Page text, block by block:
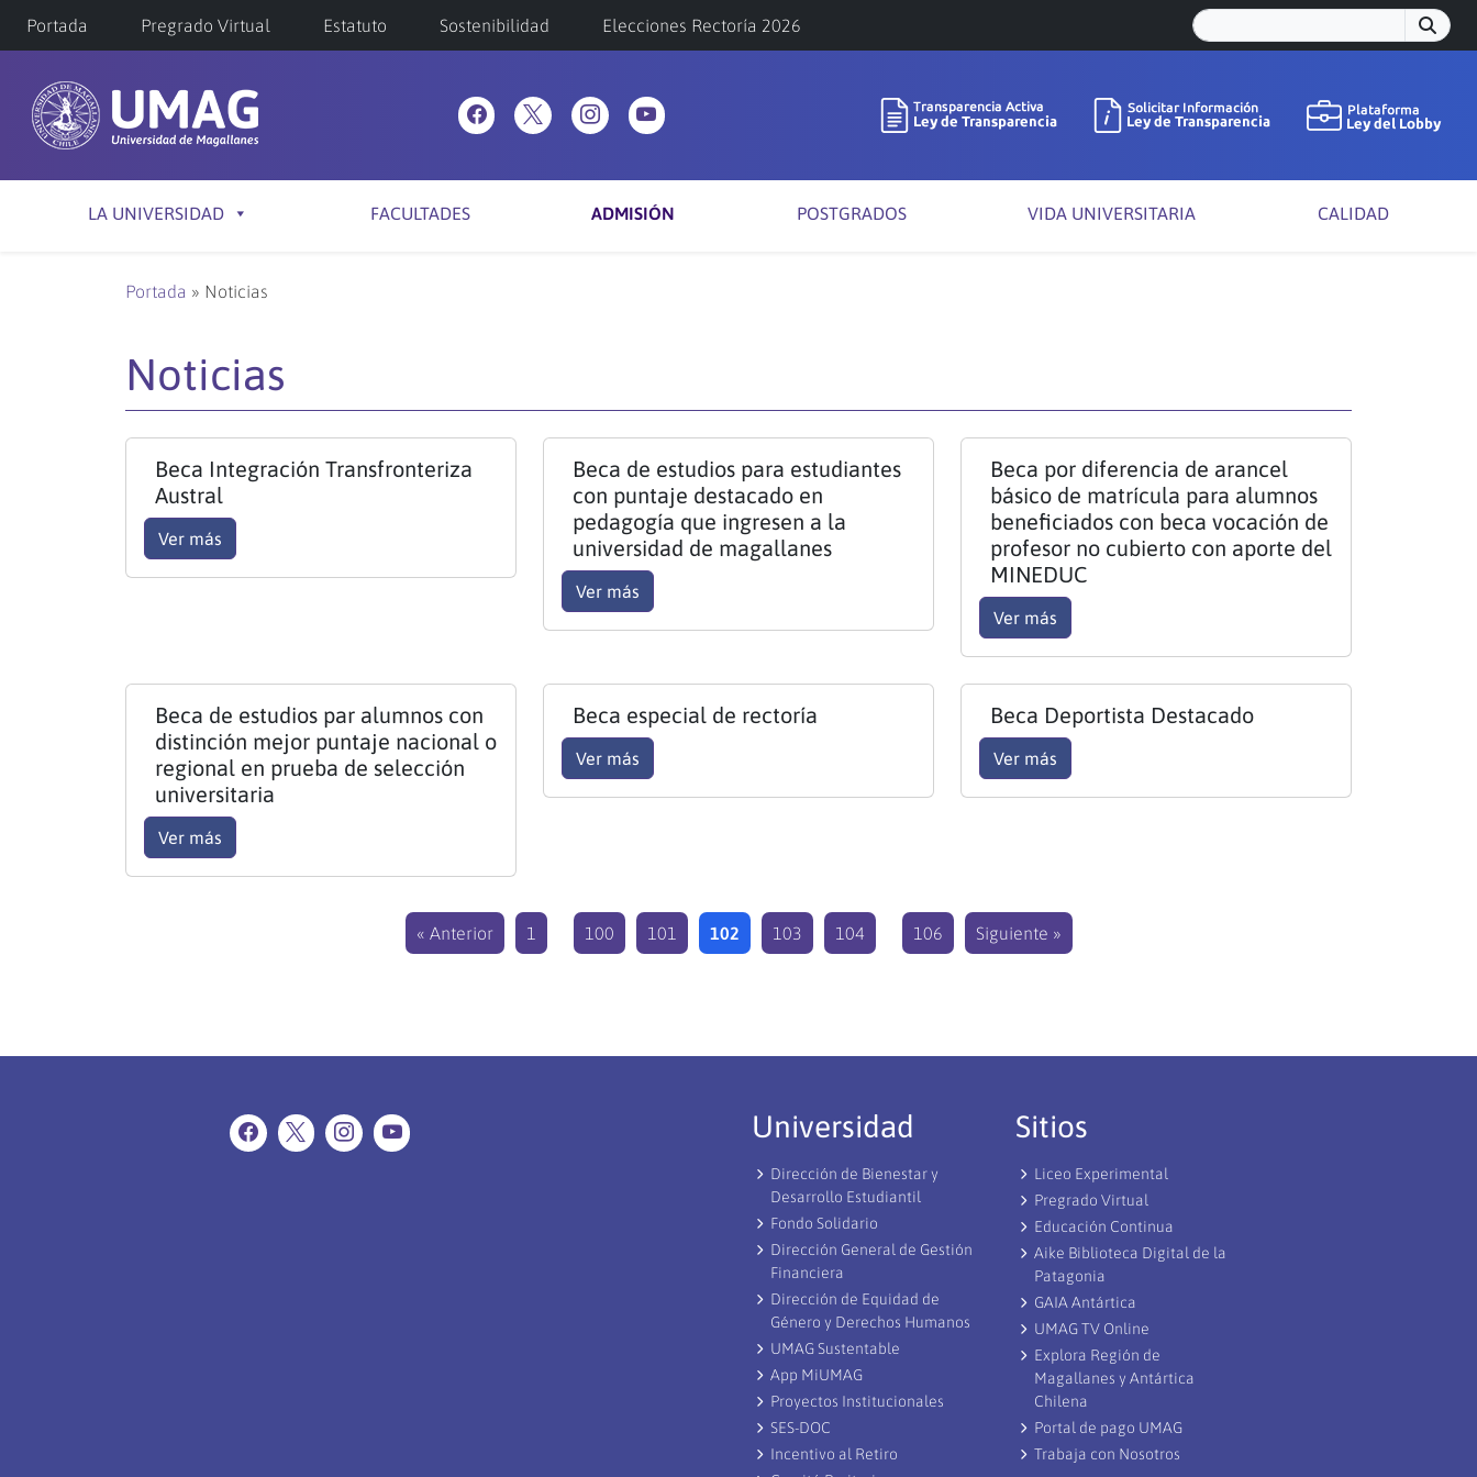
Portada Pregrado Virtual Estatuto Sostenibilidad Elecciones Rectoría 2026
LA UNIVERSIDAD FACULTADES ADMISIÓN POSTGRADOS VIDA UNIVERSITARIA CALIDAD
Portada » Noticias
Noticias
Beca Integración Transfronteriza
Austral
Ver más
Beca de estudios para estudiantes
con puntaje destacado en
pedagogía que ingresen a la
universidad de magallanes
Ver más
Beca por diferencia de arancel
básico de matrícula para alumnos
beneficiados con beca vocación de
profesor no cubierto con aporte del
MINEDUC
Ver más
Beca de estudios par alumnos con
distinción mejor puntaje nacional o
regional en prueba de selección
universitaria
Ver más
Beca especial de rectoría
Ver más
Beca Deportista Destacado
Ver más
« Anterior 1 100 101 102 103 104 106 Siguiente »
Universidad
Dirección de Bienestar y
Desarrollo Estudiantil
Fondo Solidario
Dirección General de Gestión
Financiera
Dirección de Equidad de
Género y Derechos Humanos
UMAG Sustentable
App MiUMAG
Proyectos Institucionales
SES-DOC
Incentivo al Retiro
Sitios
Liceo Experimental
Pregrado Virtual
Educación Continua
Aike Biblioteca Digital de la
Patagonia
GAIA Antártica
UMAG TV Online
Explora Región de
Magallanes y Antártica
Chilena
Portal de pago UMAG
Trabaja con Nosotros